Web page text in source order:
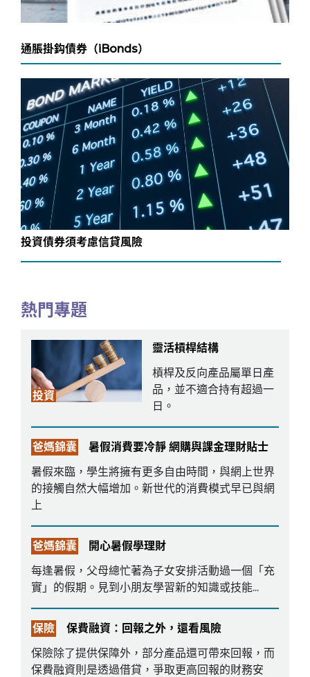
通脹掛鈎債券（iBonds）
投資債券須考慮信貸風險
熱門專題
投資
靈活槓桿結構
槓桿及反向產品屬單日產
品，並不適合持有超過一
日。
爸媽錦囊
暑假消費要冷靜 網購與課金理財貼士
暑假來臨，學生將擁有更多自由時間，與網上世界
的接觸自然大幅增加。新世代的消費模式早已與網
上
爸媽錦囊
開心暑假學理財
每逢暑假，父母總忙著為子女安排活動過一個「充
實」的假期。見到小朋友學習新的知識或技能...
保險
保費融資：回報之外，還看風險
保險除了提供保障外，部分產品還可帶來回報，而
保費融資則是透過借貸，爭取更高回報的財務安